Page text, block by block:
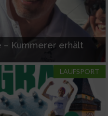
– Kummerer erhält
LAUFSPORT